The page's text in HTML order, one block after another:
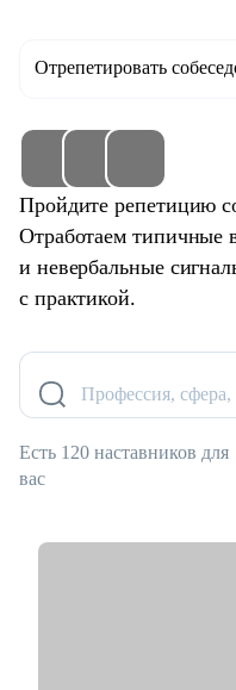
Отрепетировать
Пройдите репетицию
Отработаем типичные
и невербальные
с практикой.
Профессия,
Есть 120 наставников для
вас